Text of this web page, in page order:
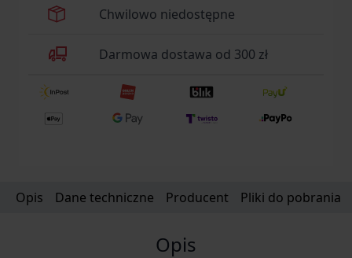
Chwilowo niedostępne
Darmowa dostawa od 300 zł
Opis Dane techniczne Producent Pliki do pobrania
Opis